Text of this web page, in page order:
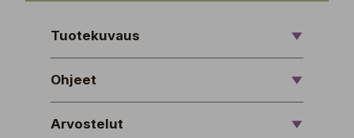
Tuotekuvaus
Ohjeet
Arvostelut